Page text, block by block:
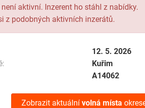
aktivní. Inzerent ho stáhl z nabídky.
z podobných aktivních inzerátů.
12. 5. 2026
Kuřim
A14062
Zobrazit aktuální volná místa